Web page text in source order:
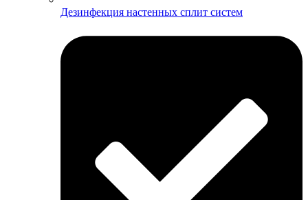
Дезинфекция настенных сплит систем